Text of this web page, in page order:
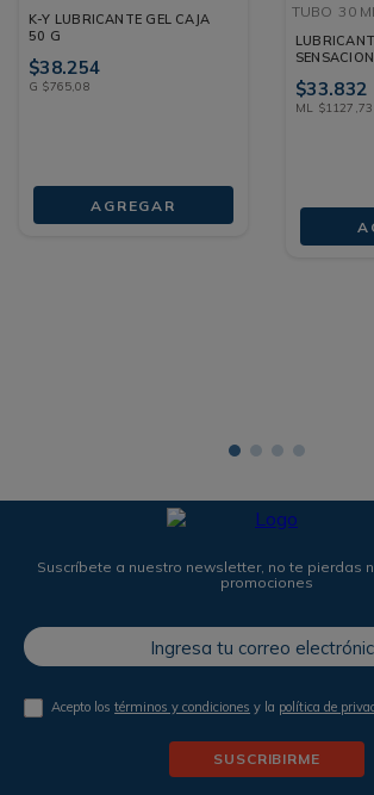
K-Y LUBRICANTE GEL CAJA
50 G
$38.254
G $765,08
AGREGAR
TUBO 30 ML
$33.832
ML $1127 ,73
Suscríbete a nuestro newsletter, no te pierdas
promociones
Acepto lostérminos y condiciones y la política de
SUSCRIBIRME